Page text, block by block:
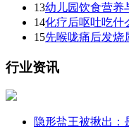
13幼儿园饮食营养
14化疗后呕吐吃什
15先喉咙痛后发烧
行业资讯
隐形盐王被揪出：